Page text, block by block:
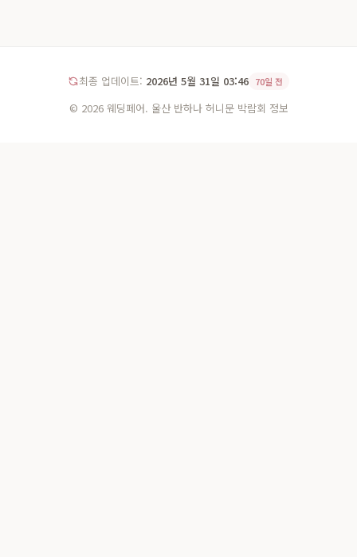
최종 업데이트: 2026년 5월 31일 03:46 70일 전
© 2026 웨딩페어. 울산 반하나 허니문 박람회 정보